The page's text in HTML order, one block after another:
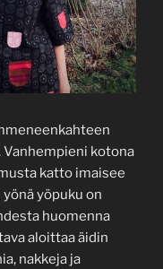
Vanhempieni kotona
katto imaisee
yöpuku on
huomenna
aloittaa äidin
nakkeja ja